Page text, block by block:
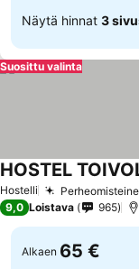
Näytä hinnat 3
Suosittu valinta
Hostelli
HOSTEL
9,0 Loistava 965
Alkaen 65 €